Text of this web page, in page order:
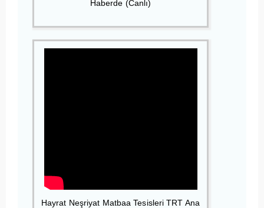
Haberde (Canlı)
Hayrat Neşriyat Matbaa Tesisleri TRT Ana